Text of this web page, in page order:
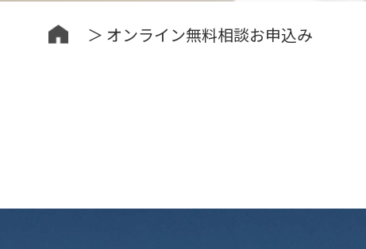
＞ オンライン無料相談お申込み